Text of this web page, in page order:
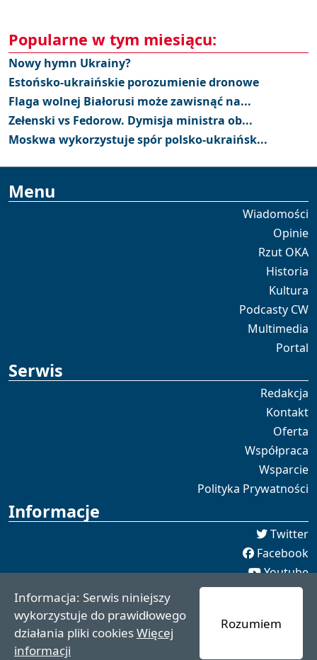
Popularne w tym miesiącu:
Nowy hymn Ukrainy?
Estońsko-ukraińskie porozumienie dronowe
Flaga wolnej Białorusi może zawisnąć na...
Zełenski vs Fedorow. Dymisja ministra ob...
Moskwa wykorzystuje spór polsko-ukraińsk...
Menu
Wiadomości
Opinie
Rzut OKA
Historia
Kultura
Podcasty CW
Multimedia
Portal
Serwis
Redakcja
Kontakt
Oferta
Współpraca
Wsparcie
Polityka Prywatności
Informacje
Twitter
Facebook
Youtube
Spotify
redakcja [[]] czaswschodni.pl
czaswschodni.pl 2021 - 2025
Informacja: Serwis niniejszy
wykorzystuje do prawidłowego
działania pliki cookiesWięcej
informacji
Rozumiem